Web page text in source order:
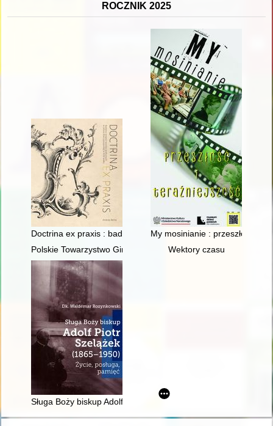
ROCZNIK 2025
Doctrina ex praxis : badania recepcji wzorów graficznych w
My mosinianie : przeszłość i
Polskie Towarzystwo Gimnastyczne "Sokół" : Rymanów 1907-
Wektory czasu
Sługa Boży biskup Adolf Piotr Szelążek (1865-1950) : życie,